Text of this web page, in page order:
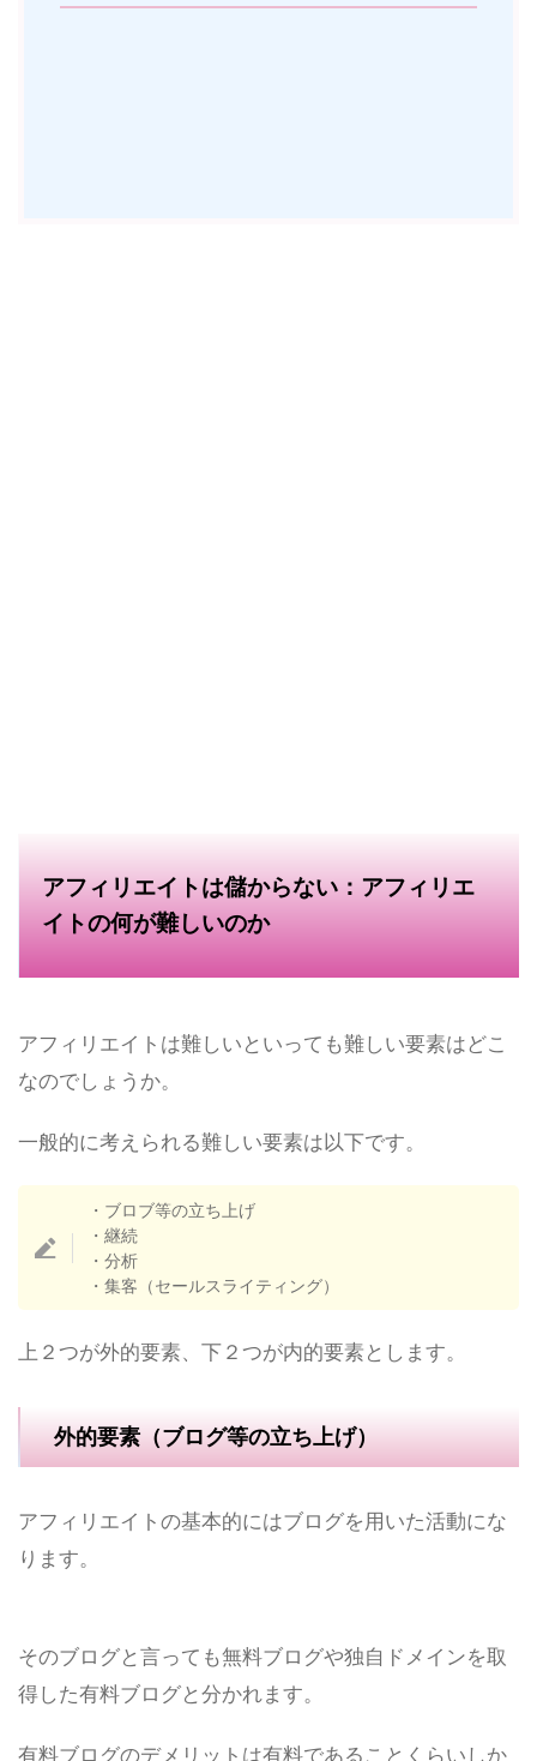
アフィリエイトは儲からない：アフィリエ
イトの何が難しいのか
アフィリエイトは難しいといっても難しい要素はどこ
なのでしょうか。
一般的に考えられる難しい要素は以下です。
・ブロブ等の立ち上げ
・継続
・分析
・集客（セールスライティング）
上２つが外的要素、下２つが内的要素 とします。
外的要素（ブログ等の立ち上げ）
アフィリエイトの基本的にはブログを用いた活動にな
ります。
そのブログと言っても無料ブログや独自ドメインを取
得した有料ブログと分かれます。
有料ブログのデメリットは有料であることくらいしか